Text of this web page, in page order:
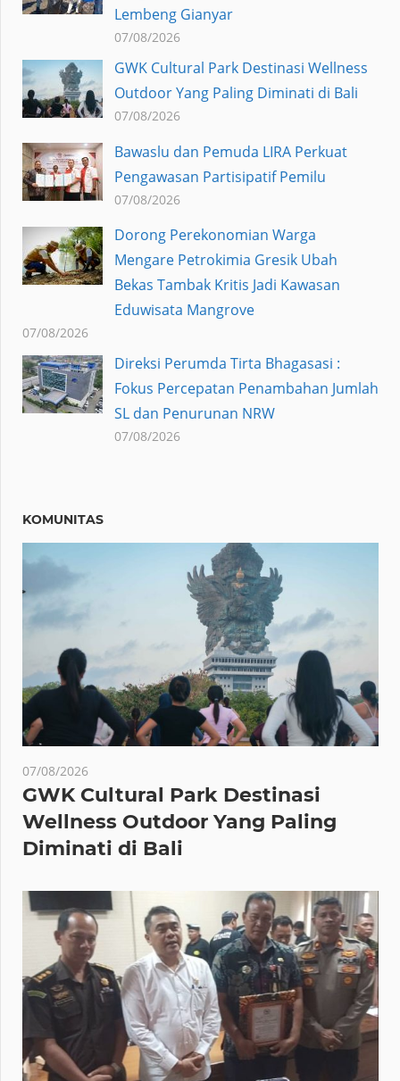
Lembeng Gianyar
07/08/2026
GWK Cultural Park Destinasi Wellness
Outdoor Yang Paling Diminati di Bali
07/08/2026
Bawaslu dan Pemuda LIRA Perkuat
Pengawasan Partisipatif Pemilu
07/08/2026
Dorong Perekonomian Warga
Mengare Petrokimia Gresik Ubah
Bekas Tambak Kritis Jadi Kawasan
Eduwisata Mangrove
07/08/2026
Direksi Perumda Tirta Bhagasasi :
Fokus Percepatan Penambahan Jumlah
SL dan Penurunan NRW
07/08/2026
KOMUNITAS
07/08/2026
GWK Cultural Park Destinasi
Wellness Outdoor Yang Paling
Diminati di Bali